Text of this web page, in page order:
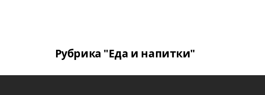
Рубрика "Еда и напитки"